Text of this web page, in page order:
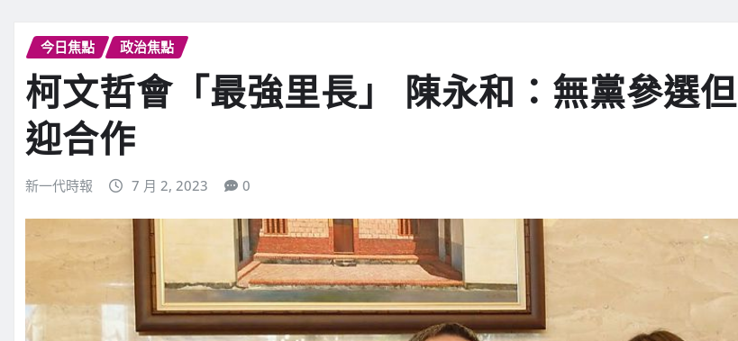
今日焦點 政治焦點
柯文哲會「最強里長」 陳永和：無黨參選
迎合作
新一代時報 7 月 2, 2023 0